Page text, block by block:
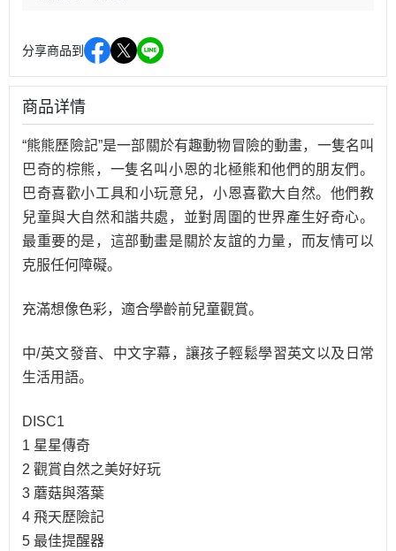
分享商品到
商品详情
“熊熊歷險記”是一部關於有趣動物冒險的動畫，一隻名叫
巴奇的棕熊，一隻名叫小恩的北極熊和他們的朋友們。
巴奇喜歡小工具和小玩意兒，小恩喜歡大自然。他們教
兒童與大自然和諧共處，並對周圍的世界產生好奇心。
最重要的是，這部動畫是關於友誼的力量，而友情可以
克服任何障礙。
充滿想像色彩，適合學齡前兒童觀賞。
中/英文發音、中文字幕，讓孩子輕鬆學習英文以及日常
生活用語。
DISC1
1 星星傳奇
2 觀賞自然之美好好玩
3 蘑菇與落葉
4 飛天歷險記
5 最佳提醒器